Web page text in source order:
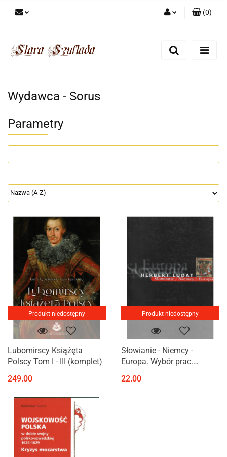
Zarejestruj się
(0)
Wydawca - Sorus
Parametry
Produkt niedostępny
Lubomirscy Książęta
Polscy Tom I - III (komplet)
249.00
Produkt niedostępny
Słowianie - Niemcy -
Europa. Wybór prac.
22.00